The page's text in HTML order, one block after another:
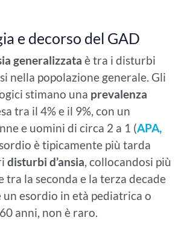
e decorso del GAD
generalizzata è tra i disturbi
nella popolazione generale. Gli
stimano una prevalenza
tra il 4% e il 9%, con un
e uomini di circa 2 a 1 (APA,
è tipicamente più tarda
disturbi d’ansia, collocandosi più
la seconda e la terza decade
un esordio in età pediatrica o
anni, non è raro.